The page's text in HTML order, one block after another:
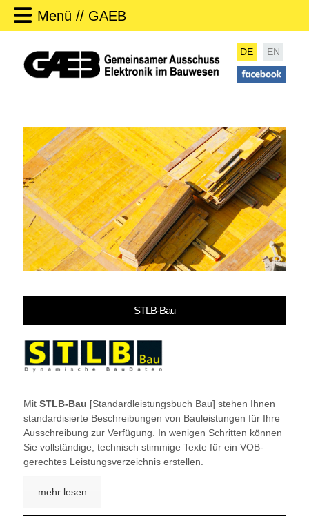
Menü // GAEB
DE EN
STLB-Bau
Mit STLB-Bau [Standardleistungsbuch Bau] stehen Ihnen
standardisierte Beschreibungen von Bauleistungen für Ihre
Ausschreibung zur Verfügung. In wenigen Schritten können
Sie vollständige, technisch stimmige Texte für ein VOB-
gerechtes Leistungsverzeichnis erstellen.
mehr lesen